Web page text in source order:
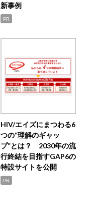
新事例
PR
HIV/エイズにまつわる6
つの“理解のギャッ
プ”とは？ 2030年の流
行終結を目指すGAP6の
特設サイトを公開
PR